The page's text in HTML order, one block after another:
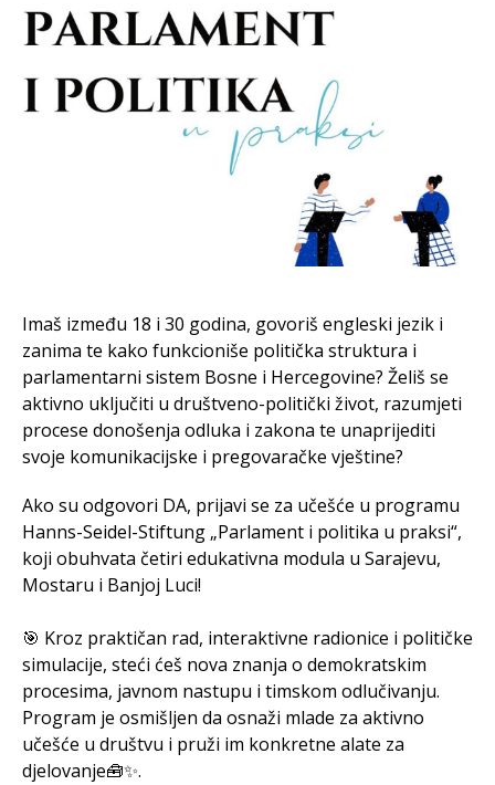
Imaš između 18 i 30 godina, govoriš engleski jezik i
zanima te kako funkcioniše politička struktura i
parlamentarni sistem Bosne i Hercegovine? Želiš se
aktivno uključiti u društveno-politički život, razumjeti
procese donošenja odluka i zakona te unaprijediti
svoje komunikacijske i pregovaračke vještine?
Ako su odgovori DA, prijavi se za učešće u programu
Hanns-Seidel-Stiftung „Parlament i politika u praksi“,
koji obuhvata četiri edukativna modula u Sarajevu,
Mostaru i Banjoj Luci!
🎯 Kroz praktičan rad, interaktivne radionice i političke
simulacije, steći ćeš nova znanja o demokratskim
procesima, javnom nastupu i timskom odlučivanju.
Program je osmišljen da osnaži mlade za aktivno
učešće u društvu i pruži im konkretne alate za
djelovanje🧰✨.